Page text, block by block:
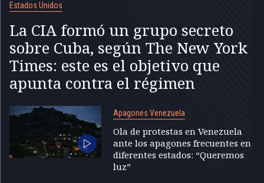
Estados Unidos
La CIA formó un grupo secreto
sobre Cuba, según The New York
Times: este es el objetivo que
apunta contra el régimen
Apagones Venezuela
Ola de protestas en Venezuela
ante los apagones frecuentes en
diferentes estados: “Queremos
luz”